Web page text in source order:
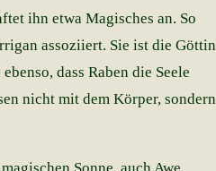
ihn etwa Magisches an. So
assoziiert. Sie ist die Göttin
dass Raben die Seele
nicht mit dem Körper, sondern